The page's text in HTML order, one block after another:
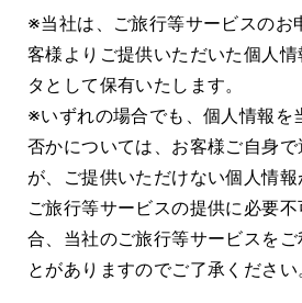
※当社は、ご旅行等サービスのお
客様よりご提供いただいた個人
タとして保有いたします。
※いずれの場合でも、個人情報を
否かについては、お客様ご自身
が、ご提供いただけない個人情
ご旅行等サービスの提供に必要
合、当社のご旅行等サービスを
とがありますのでご了承ください